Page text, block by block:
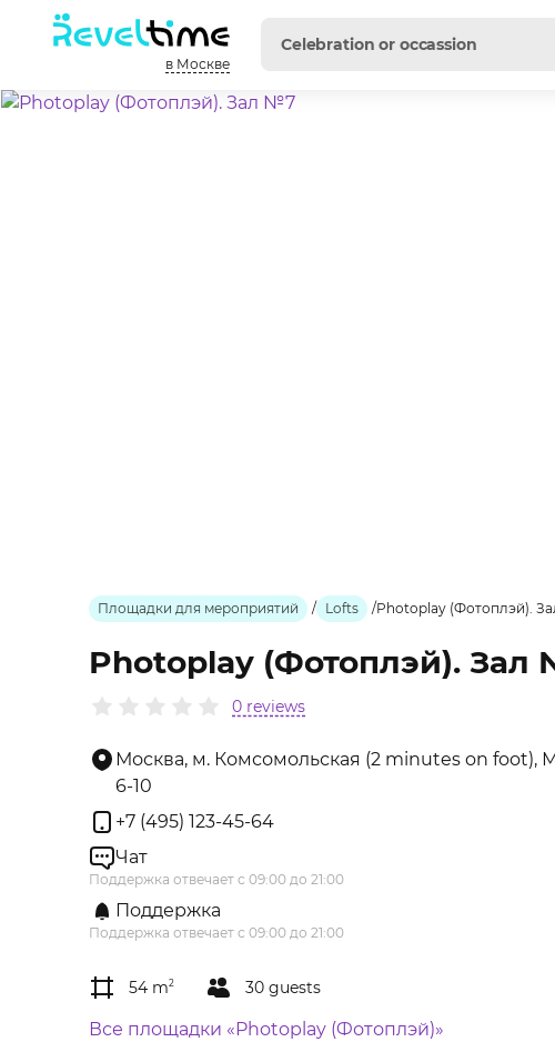
в Москве
Площадки для мероприятий / Lofts /Photoplay (Фотоплэй).
Photoplay (Фотоплэй). Зал
0 reviews
Москва, м. Комсомольская (2 minutes on foot),
6-10
+7 (495) 123-45-64
Чат
Поддержка отвечает с 09:00 до 21:00
Поддержка
Поддержка отвечает с 09:00 до 21:00
54 m2 30 guests
Все площадки «Photoplay (Фотоплэй)»